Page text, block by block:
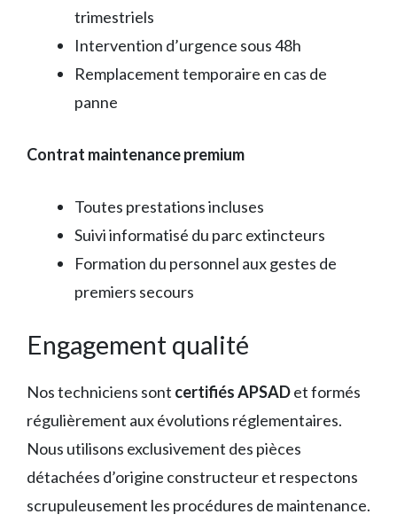
trimestriels
Intervention d’urgence sous 48h
Remplacement temporaire en cas de
panne
Contrat maintenance premium
Toutes prestations incluses
Suivi informatisé du parc extincteurs
Formation du personnel aux gestes de
premiers secours
Engagement qualité
Nos techniciens sont certifiés APSADet formés
régulièrement aux évolutions réglementaires.
Nous utilisons exclusivement des pièces
détachées d’origine constructeur et respectons
scrupuleusement les procédures de maintenance.